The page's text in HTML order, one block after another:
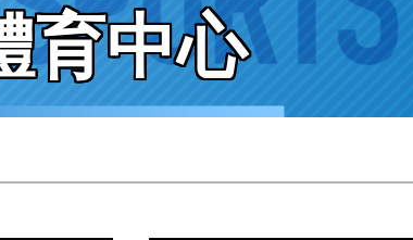
育中心